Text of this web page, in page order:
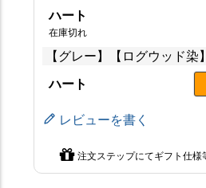
ハート
在庫切れ
【グレー】【ログウッド染】
ハート
レビューを書く
注文ステップにてギフト仕様